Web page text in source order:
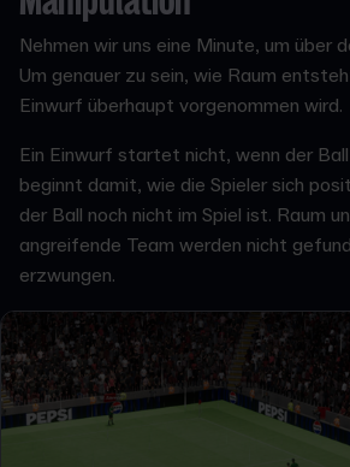
Nehmen wir uns eine Minute, um über
Um genauer zu sein, wie Raum
Einwurf überhaupt vorgenommen wird.
Ein Einwurf startet nicht, wenn der
beginnt damit, wie die Spieler sich
der Ball noch nicht im Spiel ist. Raum
angreifende Team werden nicht
erzwungen.